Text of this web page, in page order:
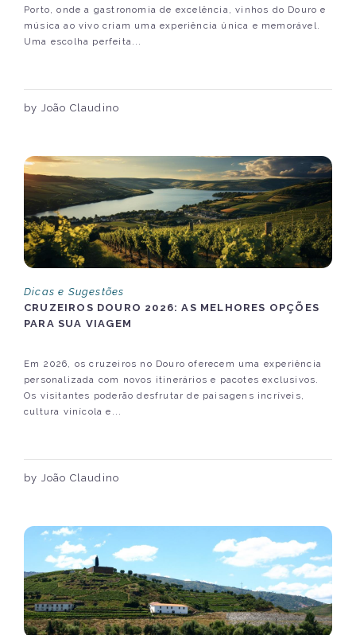
Porto, onde a gastronomia de excelência, vinhos do Douro e
música ao vivo criam uma experiência única e memorável.
Uma escolha perfeita...
by João Claudino
Dicas e Sugestões
CRUZEIROS DOURO 2026: AS MELHORES OPÇÕES
PARA SUA VIAGEM
Em 2026, os cruzeiros no Douro oferecem uma experiência
personalizada com novos itinerários e pacotes exclusivos.
Os visitantes poderão desfrutar de paisagens incríveis,
cultura vinícola e...
by João Claudino